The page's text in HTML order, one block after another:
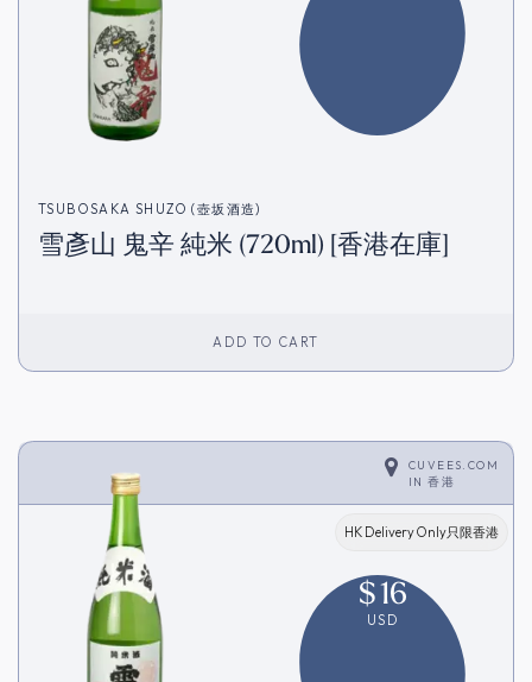
TSUBOSAKA SHUZO (壺坂酒造)
雪彥山 鬼辛 純米 (720ml) [香港在庫]
ADD TO CART
CUVEES.COM
IN香港
HK Delivery Only只限香港
$16
USD